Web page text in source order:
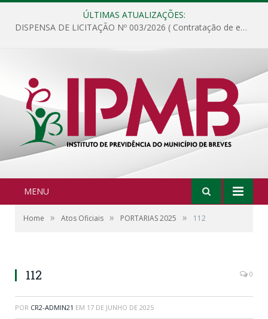
ÚLTIMAS ATUALIZAÇÕES:
DISPENSA DE LICITAÇÃO Nº 003/2026 ( Contratação de empresa para fornecimento de gêneros alimentícios não perecíveis, materiais de expediente, descartáveis, copa e cozinha, para análise e posterior publicação.)
MENU
Home » Atos Oficiais » PORTARIAS 2025 » 112
112 0
POR CR2-ADMIN21 EM 17 DE JUNHO DE 2025